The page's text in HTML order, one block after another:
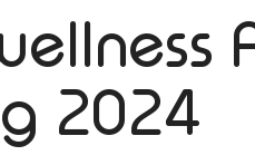
2024